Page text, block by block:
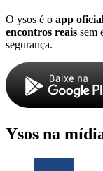
O ysos é o app
encontros reais sem
segurança.
Ysos na